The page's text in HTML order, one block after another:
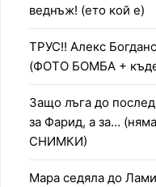
веднъж! (ето кой е)
ТРУС!! Алекс
(ФОТО БОМБА + къде
Защо лъга до
за Фарид, а за…
СНИМКИ)
Мара седяла до